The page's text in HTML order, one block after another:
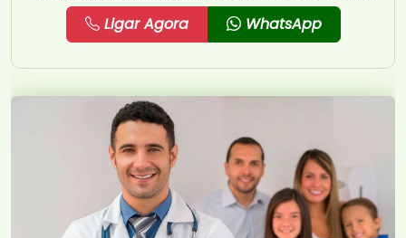
Ligar Agora WhatsApp